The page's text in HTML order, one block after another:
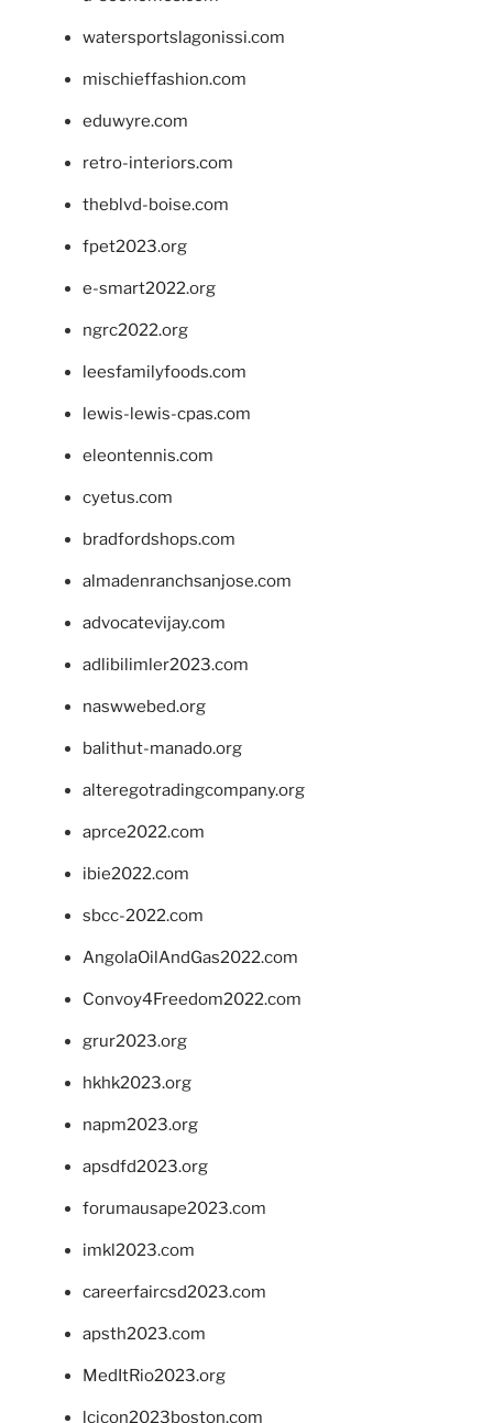
watersportslagonissi.com
mischieffashion.com
eduwyre.com
retro-interiors.com
theblvd-boise.com
fpet2023.org
e-smart2022.org
ngrc2022.org
leesfamilyfoods.com
lewis-lewis-cpas.com
eleontennis.com
cyetus.com
bradfordshops.com
almadenranchsanjose.com
advocatevijay.com
adlibilimler2023.com
naswwebed.org
balithut-manado.org
alteregotradingcompany.org
aprce2022.com
ibie2022.com
sbcc-2022.com
AngolaOilAndGas2022.com
Convoy4Freedom2022.com
grur2023.org
hkhk2023.org
napm2023.org
apsdfd2023.org
forumausape2023.com
imkl2023.com
careerfaircsd2023.com
apsth2023.com
MedItRio2023.org
lcicon2023boston.com